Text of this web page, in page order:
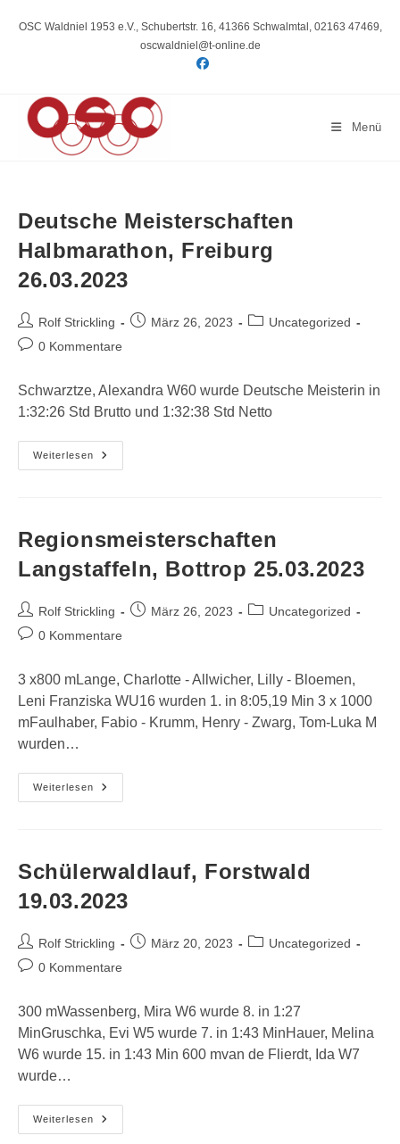
InhaltOSC Waldniel 1953 e.V., Schubertstr. 16, 41366 Schwalmtal, 02163 47469,
oscwaldniel@t-online.de
Menü
Deutsche Meisterschaften
Halbmarathon, Freiburg
26.03.2023
Beitrags-
Autor:
Rolf Strickling
BeitragMärz 26, 2023
Beitrags-
Uncategorized
Beitrags-
0 Kommentare
Schwarztze, Alexandra W60 wurde Deutsche Meisterin in
1:32:26 Std Brutto und 1:32:38 Std Netto
Weiterlesen
Deutsche
Meisterschaften
Regionsmeisterschaften
Langstaffeln, Bottrop 25.03.2023
Beitrags-
Autor:
Rolf Strickling
BeitragMärz 26, 2023
Beitrags-
Uncategorized
Beitrags-
0 Kommentare
3 x800 mLange, Charlotte - Allwicher, Lilly - Bloemen,
Leni Franziska WU16 wurden 1. in 8:05,19 Min 3 x 1000
mFaulhaber, Fabio - Krumm, Henry - Zwarg, Tom-Luka M
wurden…
Weiterlesen
Regionsmeisterschaften
Langstaffeln,
Schülerwaldlauf, Forstwald
19.03.2023
Beitrags-
Autor:
Rolf Strickling
BeitragMärz 20, 2023
Beitrags-
Uncategorized
Beitrags-
0 Kommentare
300 mWassenberg, Mira W6 wurde 8. in 1:27
MinGruschka, Evi W5 wurde 7. in 1:43 MinHauer, Melina
W6 wurde 15. in 1:43 Min 600 mvan de Flierdt, Ida W7
wurde…
Weiterlesen
Schülerwaldlauf,
Forstwald